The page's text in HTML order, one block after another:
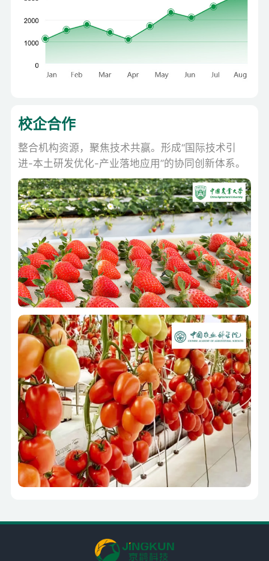
校企合作
整合机构资源，聚焦技术共赢。形成“国际技术引
进-本土研发优化-产业落地应用”的协同创新体系。